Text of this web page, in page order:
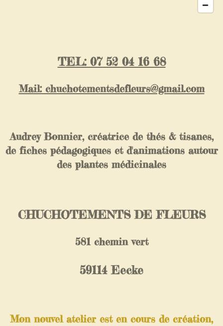
TEL: 07 52 04 16 68
Mail: chuchotementsdefleurs@gmail.com
Audrey Bonnier, créatrice de thés & tisanes,
de fiches pédagogiques et d'animations autour
des plantes médicinales
CHUCHOTEMENTS DE FLEURS
581 chemin vert
59114 Eecke
Mon nouvel atelier est en cours de création,